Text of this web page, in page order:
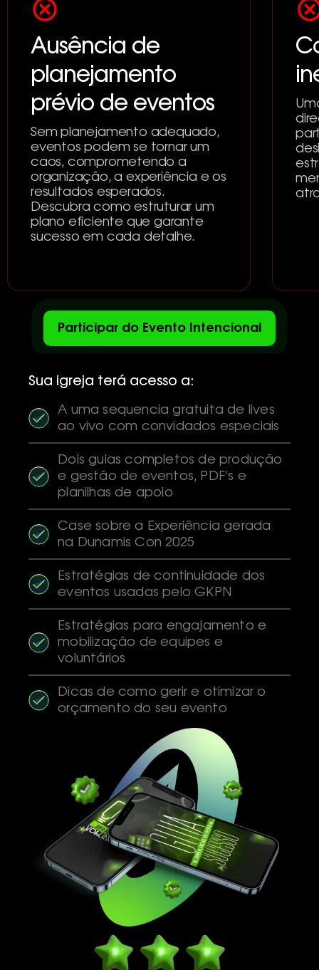
Ausência de
planejamento
prévio de eventos
Sem planejamento adequado,
eventos podem se tornar um
caos, comprometendo a
organização, a experiência e os
resultados esperados.
Descubra como estruturar um
plano eficiente que garante
sucesso em cada detalhe.
Participar do Evento Intencional
Sua igreja terá acesso a:
A uma sequencia gratuita de lives
ao vivo com convidados especiais
Dois guias completos de produção
e gestão de eventos, PDF’s e
planilhas de apoio
Case sobre a Experiência gerada
na Dunamis Con 2025
Estratégias de continuidade dos
eventos usadas pelo GKPN
Estratégias para engajamento e
mobilização de equipes e
voluntários
Dicas de como gerir e otimizar o
orçamento do seu evento